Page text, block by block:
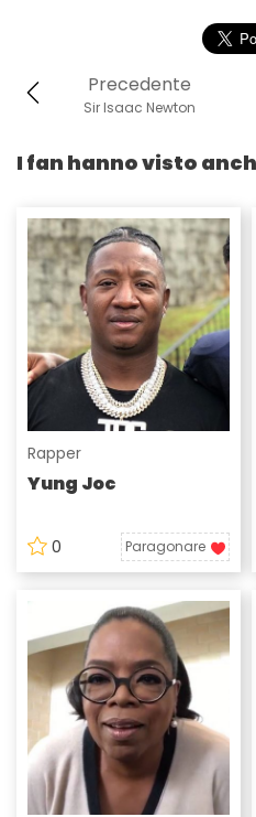
Precedente
Sir Isaac Newton
I fan hanno visto
Rapper
Yung Joc
0 Paragonare